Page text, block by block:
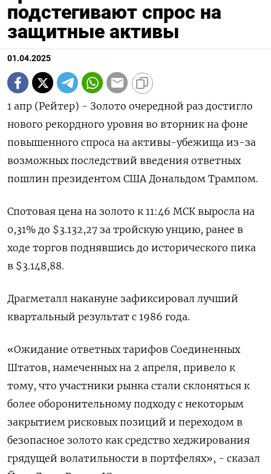
подстегивают спрос на
защитные активы
01.04.2025
1 апр (Рейтер) - Золото очередной раз достигло
нового рекордного уровня во вторник на фоне
повышенного спроса на активы-убежища из-за
возможных последствий введения ответных
пошлин президентом США Дональдом Трампом.
Спотовая цена на золото к 11:46 МСК выросла на
0,31% до $3.132,27​ за тройскую унцию, ранее в
ходе торгов поднявшись до исторического пика
в $3.148,88.
Драгметалл накануне зафиксировал лучший
квартальный результат с 1986 года.
«Ожидание ответных тарифов Соединенных
Штатов, намеченных на 2 апреля, привело к
тому, что участники рынка стали склоняться к
более оборонительному подходу с некоторым
закрытием рисковых позиций и переходом в
безопасное золото как средство хеджирования
грядущей волатильности в портфелях», - сказал